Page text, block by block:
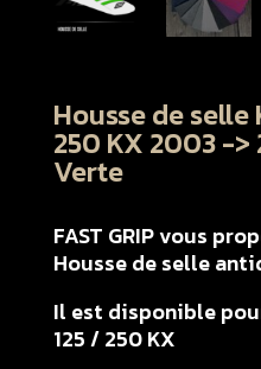
Housse de selle
250 KX 2003 -
Verte
FAST GRIP vous
Housse de selle
Il est disponible
125 / 250 KX